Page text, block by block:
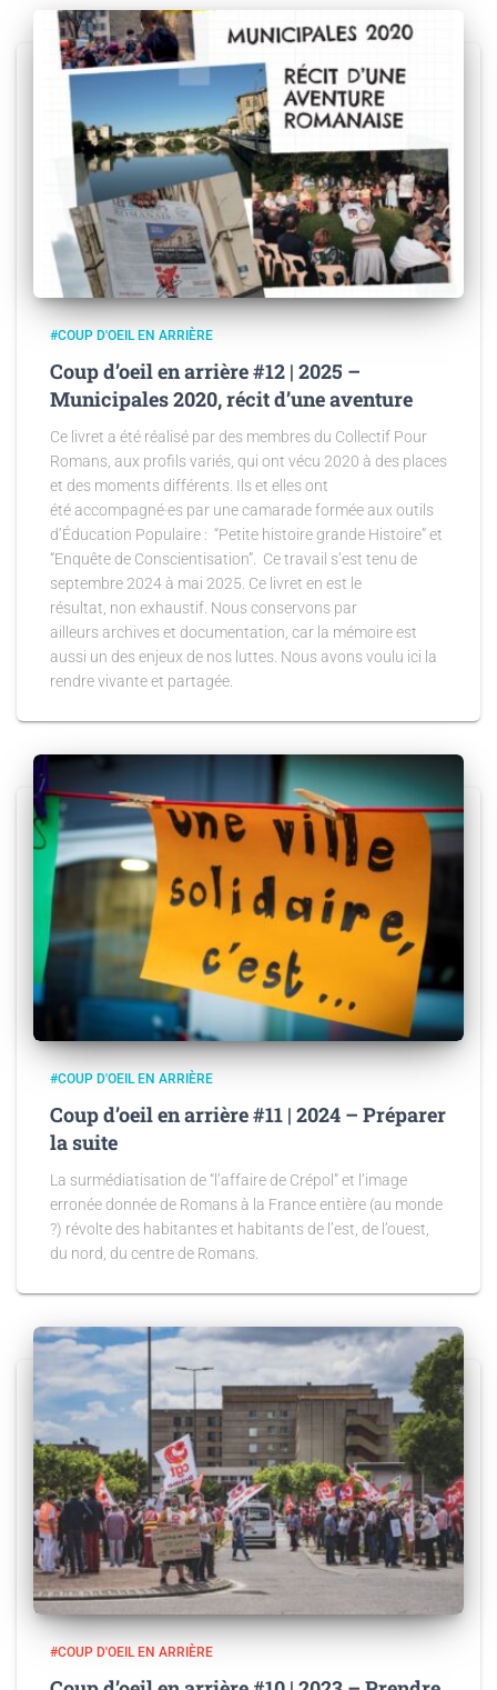
#COUP D'OEIL EN ARRIÈRE
Coup d’oeil en arrière #12 | 2025 –
Municipales 2020, récit d’une aventure
Ce livret a été réalisé par des membres du Collectif Pour
Romans, aux profils variés, qui ont vécu 2020 à des places
et des moments différents. Ils et elles ont
été accompagné·es par une camarade formée aux outils
d’Éducation Populaire : “Petite histoire grande Histoire” et
“Enquête de Conscientisation”. Ce travail s’est tenu de
septembre 2024 à mai 2025. Ce livret en est le
résultat, non exhaustif. Nous conservons par
ailleurs archives et documentation, car la mémoire est
aussi un des enjeux de nos luttes. Nous avons voulu ici la
rendre vivante et partagée.
#COUP D'OEIL EN ARRIÈRE
Coup d’oeil en arrière #11 | 2024 – Préparer
la suite
La surmédiatisation de “l’affaire de Crépol” et l’image
erronée donnée de Romans à la France entière (au monde
?) révolte des habitantes et habitants de l’est, de l’ouest,
du nord, du centre de Romans.
#COUP D'OEIL EN ARRIÈRE